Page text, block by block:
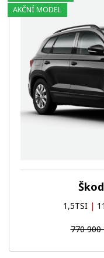
1,5TSI |
770 900
AKČNÍ MODEL